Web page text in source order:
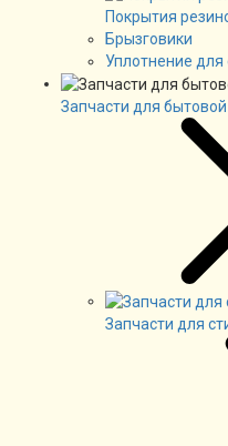
Покрытия
Брызговики
Уплотнение для
Запчасти для бытовой
Запчасти для